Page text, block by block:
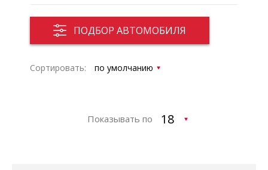
ПОДБОР АВТОМОБИЛЯ
Сортировать:
Показывать по